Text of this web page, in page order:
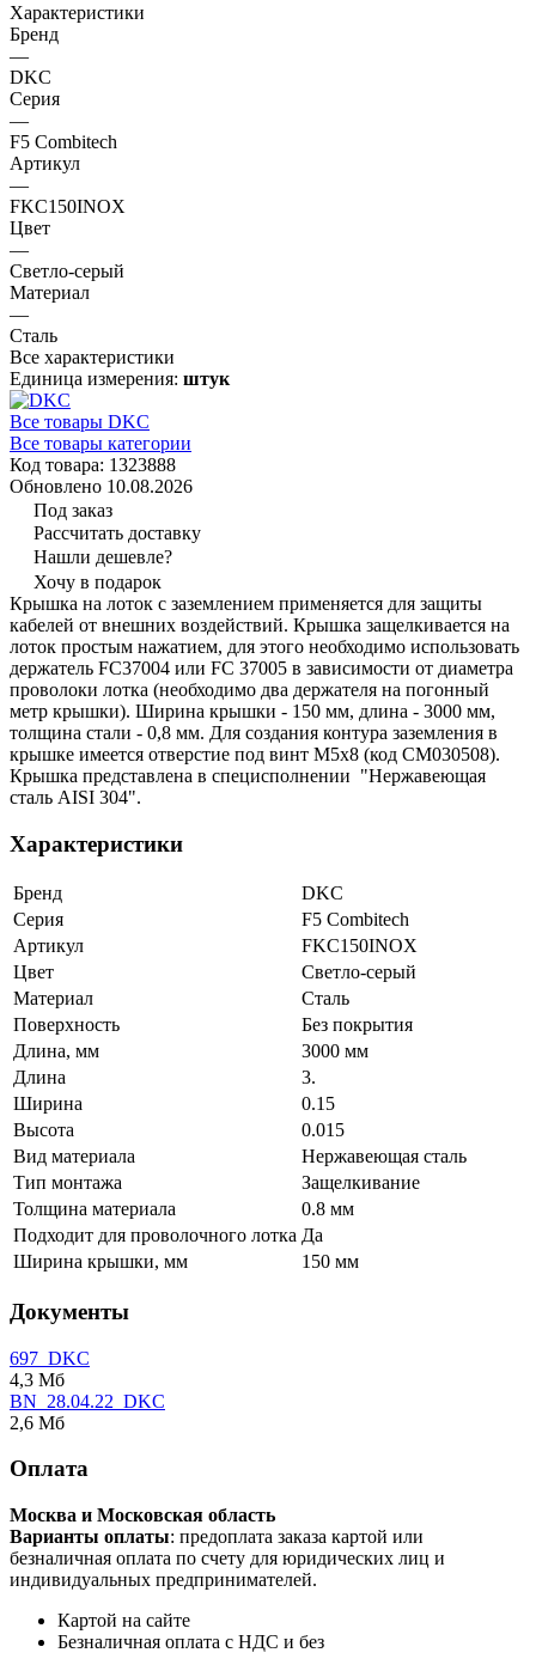
Характеристики
Бренд
—
DKC
Серия
—
F5 Combitech
Артикул
—
FKC150INOX
Цвет
—
Светло-серый
Материал
—
Сталь
Все характеристики
Единица измерения: штук
Все товары DKC
Все товары категории
Код товара: 1323888
Обновлено 10.08.2026
Под заказ
Рассчитать доставку
Нашли дешевле?
Хочу в подарок
Крышка на лоток с заземлением применяется для защиты
кабелей от внешних воздействий. Крышка защелкивается на
лоток простым нажатием, для этого необходимо использовать
держатель FC37004 или FC 37005 в зависимости от диаметра
проволоки лотка (необходимо два держателя на погонный
метр крышки). Ширина крышки - 150 мм, длина - 3000 мм,
толщина стали - 0,8 мм. Для создания контура заземления в
крышке имеется отверстие под винт М5х8 (код СМ030508).
Крышка представлена в специсполнении "Нержавеющая
сталь AISI 304".
Характеристики
Бренд
DKC
Серия
F5 Combitech
Артикул
FKC150INOX
Цвет
Светло-серый
Материал
Сталь
Поверхность
Без покрытия
Длина, мм
3000 мм
Длина
3.
Ширина
0.15
Высота
0.015
Вид материала
Нержавеющая сталь
Тип монтажа
Защелкивание
Толщина материала
0.8 мм
Подходит для проволочного лотка Да
Ширина крышки, мм
150 мм
Документы
697_DKC
4,3 Мб
BN_28.04.22_DKC
2,6 Мб
Оплата
Москва и Московская область
Варианты оплаты: предоплата заказа картой или
безналичная оплата по счету для юридических лиц и
индивидуальных предпринимателей.
Картой на сайте
Безналичная оплата с НДС и без